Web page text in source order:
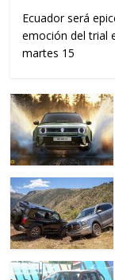
Ecuador será
emoción del trial
martes 15